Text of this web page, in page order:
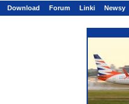
Download Forum Linki Newsy